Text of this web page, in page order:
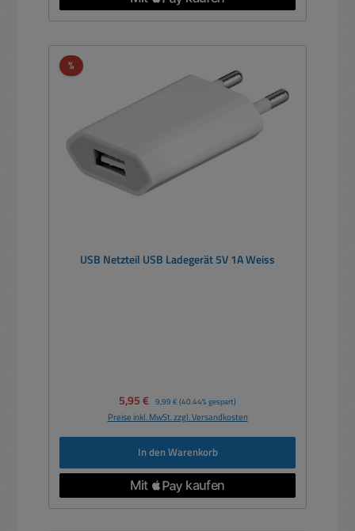
%Rabatt
USB Netzteil USB Ladegerät 5V 1A Weiss
Verkaufspreis:
5,95 € Regulärer Preis:
9,99 € (40.44% gespart)
Preise inkl. MwSt. zzgl. Versandkosten
In den Warenkorb